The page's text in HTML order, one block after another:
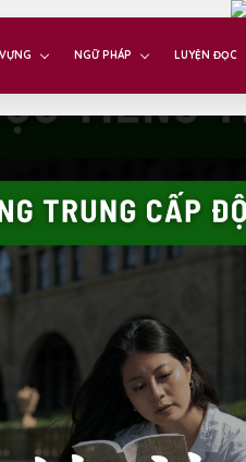
NGỮ PHÁP LUYỆN ĐỌC